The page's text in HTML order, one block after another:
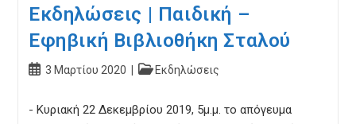
Εκδηλώσεις | Παιδική –
Εφηβική Βιβλιοθήκη Σταλού
Post3 Μαρτίου 2020
PostΕκδηλώσεις
- Κυριακή 22 Δεκεμβρίου 2019, 5μ.μ. το απόγευμα